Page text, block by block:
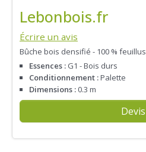
Lebonbois.fr
Écrire un avis
Bûche bois densifié - 100 % feuillus
Essences : G1 - Bois durs
Conditionnement :Palette
Dimensions : 0.3 m
Devis